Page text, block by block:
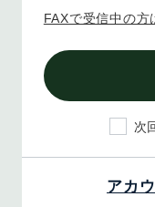
FAXで受信中の方
次
アカ